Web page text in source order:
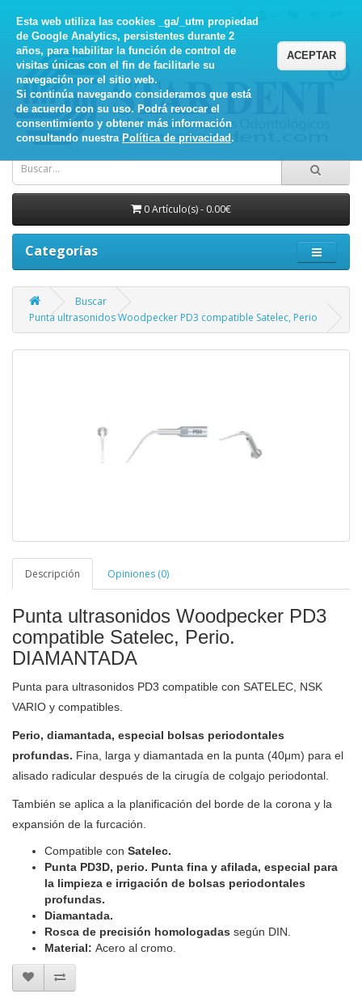
Esta web utiliza las cookies _ga/_utm propiedad
de Google Analytics, persistentes durante 2
años, para habilitar la función de control de
visitas únicas con el fin de facilitarle su
navegación por el sitio web.
Si continúa navegando consideramos que está
de acuerdo con su uso. Podrá revocar el
consentimiento y obtener más información
consultando nuestra Política de privacidad.
ACEPTAR
0 Artículo(s) - 0.00€
Categorías
Buscar
Punta ultrasonidos Woodpecker PD3 compatible Satelec, Perio
Descripción Opiniones (0)
Punta ultrasonidos Woodpecker PD3
compatible Satelec, Perio.
DIAMANTADA
Punta para ultrasonidos PD3 compatible con SATELEC, NSK
VARIO y compatibles.
Perio, diamantada, especial bolsas periodontales
profundas. Fina, larga y diamantada en la punta (40μm) para el
alisado radicular después de la cirugía de colgajo periodontal.
También se aplica a la planificación del borde de la corona y la
expansión de la furcación.
Compatible con Satelec.
Punta PD3D, perio. Punta fina y afilada, especial para
la limpieza e irrigación de bolsas periodontales
profundas.
Diamantada.
Rosca de precisión homologadas según DIN.
Material: Acero al cromo.